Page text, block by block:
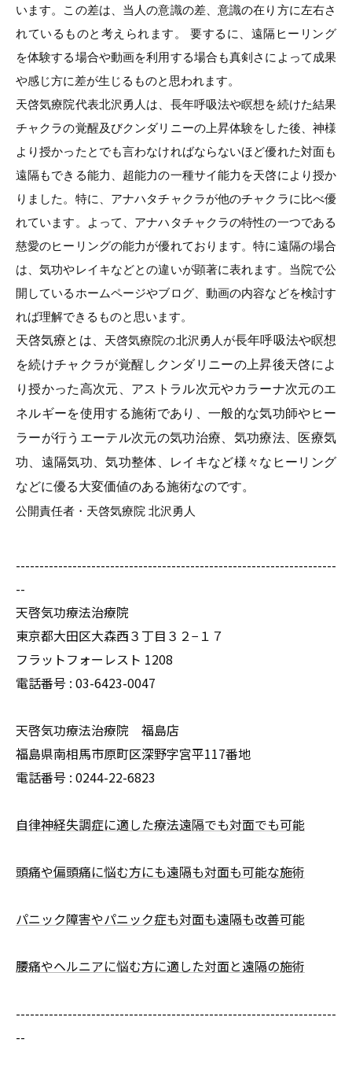
います。この差は、当人の意識の差、意識の在り方に左右さ
れているものと考えられます。 要するに、遠隔ヒーリング
を体験する場合や動画を利用する場合も真剣さによって成果
や感じ方に差が生じるものと思われます。
天啓気療院代表北沢勇人は、長年呼吸法や瞑想を続けた結果
チャクラの覚醒及びクンダリニーの上昇体験をした後、神様
より授かったとでも言わなければならないほど優れた対面も
遠隔もできる能力、超能力の一種サイ能力を天啓により授か
りました。特に、アナハタチャクラが他のチャクラに比べ優
れています。よって、アナハタチャクラの特性の一つである
慈愛のヒーリングの能力が優れております。特に遠隔の場合
は、気功やレイキなどとの違いが顕著に表れます。当院で公
開しているホームページやブログ、動画の内容などを検討す
れば理解できるものと思います。
天啓気療とは、 天啓気療院の北沢勇人が長年呼吸法や瞑想
を続けチャクラが覚醒しクンダリニーの上昇後天啓によ
り授かった高次元、アストラル次元やカラーナ次元のエ
ネルギーを使用する施術であり、一般的な気功師やヒー
ラーが行うエーテル次元の気功治療、気功療法、医療気
功、遠隔気功、気功整体、レイキなど様々なヒーリング
などに優る大変価値のある施術なのです。
公開責任者・天啓気療院 北沢勇人
--------------------------------------------------------------------
--
天啓気功療法治療院
東京都大田区大森西３丁目３２−１７
フラットフォーレスト 1208
電話番号 : 03-6423-0047
天啓気功療法治療院 福島店
福島県南相馬市原町区深野字宮平117番地
電話番号 : 0244-22-6823
自律神経失調症に適した療法遠隔でも対面でも可能
頭痛や偏頭痛に悩む方にも遠隔も対面も可能な施術
パニック障害やパニック症も対面も遠隔も改善可能
腰痛やヘルニアに悩む方に適した対面と遠隔の施術
--------------------------------------------------------------------
--